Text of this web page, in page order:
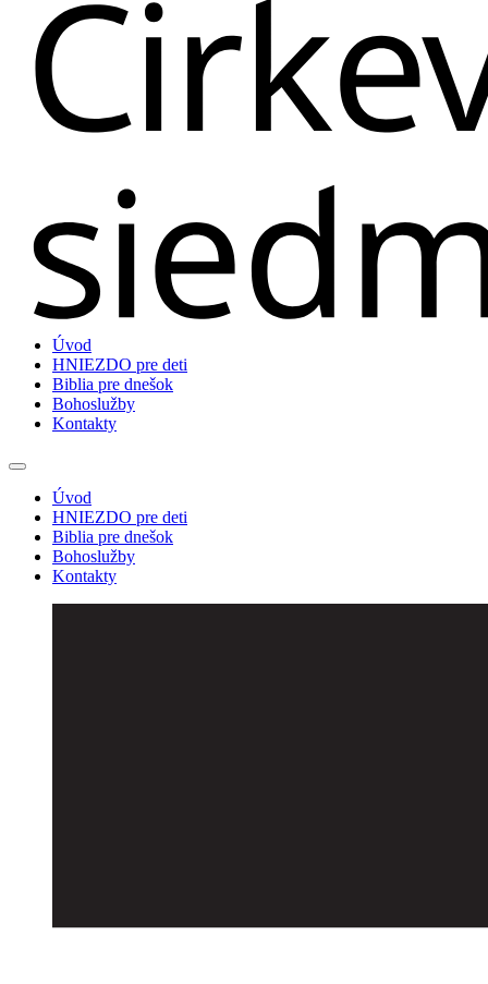
Úvod
HNIEZDO pre deti
Biblia pre dnešok
Bohoslužby
Kontakty
Úvod
HNIEZDO pre deti
Biblia pre dnešok
Bohoslužby
Kontakty